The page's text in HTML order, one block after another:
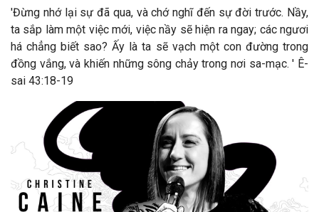
'Đừng nhớ lại sự đã qua, và chớ nghĩ đến sự đời trước. Nầy,
ta sắp làm một việc mới, việc nầy sẽ hiện ra ngay; các ngươi
há chẳng biết sao? Ấy là ta sẽ vạch một con đường trong
đồng vắng, và khiến những sông chảy trong nơi sa-mạc. ' Ê-
sai 43:18-19